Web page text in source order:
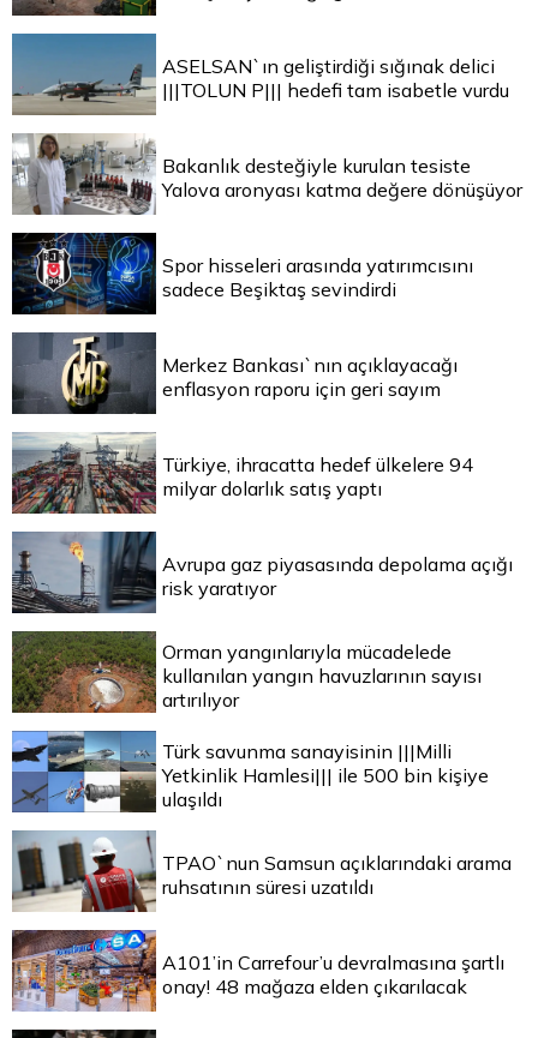
ASELSAN`ın geliştirdiği sığınak delici
|||TOLUN P||| hedefi tam isabetle vurdu
Bakanlık desteğiyle kurulan tesiste
Yalova aronyası katma değere dönüşüyor
Spor hisseleri arasında yatırımcısını
sadece Beşiktaş sevindirdi
Merkez Bankası`nın açıklayacağı
enflasyon raporu için geri sayım
Türkiye, ihracatta hedef ülkelere 94
milyar dolarlık satış yaptı
Avrupa gaz piyasasında depolama açığı
risk yaratıyor
Orman yangınlarıyla mücadelede
kullanılan yangın havuzlarının sayısı
artırılıyor
Türk savunma sanayisinin |||Milli
Yetkinlik Hamlesi||| ile 500 bin kişiye
ulaşıldı
TPAO`nun Samsun açıklarındaki arama
ruhsatının süresi uzatıldı
A101’in Carrefour’u devralmasına şartlı
onay! 48 mağaza elden çıkarılacak